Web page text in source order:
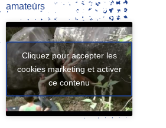
amateurs
Cliquez pour accepter les
cookies marketing et activer
ce contenu